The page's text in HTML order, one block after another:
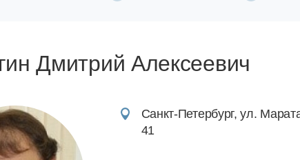
Дмитрий Алексеевич
Санкт-Петербург, ул.
41